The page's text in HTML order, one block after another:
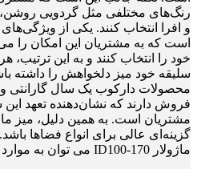
رنگ‌های مختلفی مثل گردویی
و افرا انتخاب کنند. یکی از
است که به مشتریان این امکان را
خود را انتخاب کنند و به این
سلیقه خود میز دلخواهش را داشته
محصولات دارکوب یک سال گارانتی
فروش دارند که نشان‌دهنده تعهد
گزینه‌ای عالی برای انواع فضاها
ماژولار ID100-170 می توان به موارد زیر اشاره کرد: